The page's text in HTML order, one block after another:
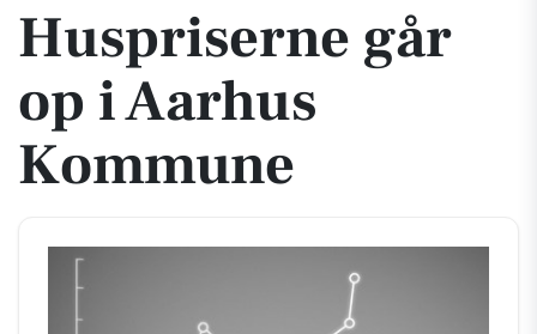
Huspriserne går
op i Aarhus
Kommune